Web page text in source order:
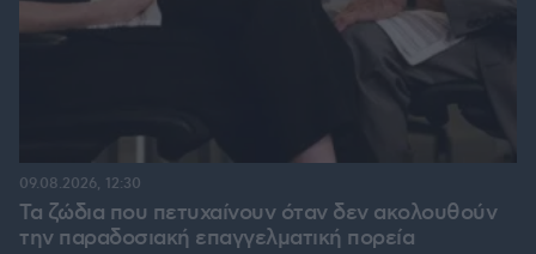
Τα ζώδια που πετυχαίνουν όταν δεν ακολουθούν
την παραδοσιακή επαγγελματική πορεία
09.08.2026, 12:30